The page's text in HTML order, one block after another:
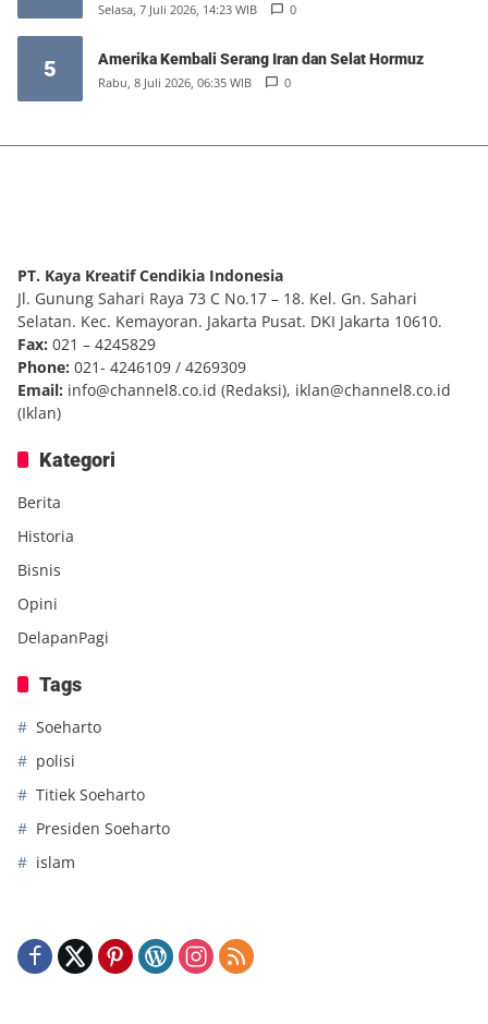
Selasa, 7 Juli 2026, 14:23 WIB 0
5 Amerika Kembali Serang Iran dan Selat Hormuz
Rabu, 8 Juli 2026, 06:35 WIB 0
PT. Kaya Kreatif Cendikia Indonesia
Jl. Gunung Sahari Raya 73 C No.17 – 18. Kel. Gn. Sahari
Selatan. Kec. Kemayoran. Jakarta Pusat. DKI Jakarta 10610.
Fax: 021 – 4245829
Phone: 021- 4246109 / 4269309
Email: info@channel8.co.id (Redaksi), iklan@channel8.co.id
(Iklan)
Kategori
Berita
Historia
Bisnis
Opini
DelapanPagi
Tags
Soeharto
polisi
Titiek Soeharto
Presiden Soeharto
islam